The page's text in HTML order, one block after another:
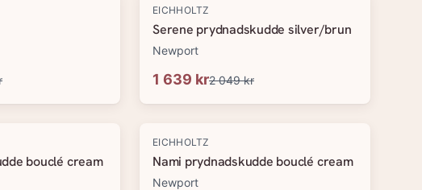
-20%
EICHHOLTZ
Serene prydnadskudde silver/brun
Newport
1 639 kr2 049 kr
bouclé cream
-20%
EICHHOLTZ
Nami prydnadskudde bouclé cream
Newport